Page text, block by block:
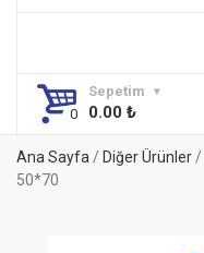
Sepetim
0.00 ₺
Ana Sayfa/ Diğer Ürünler/
50*70